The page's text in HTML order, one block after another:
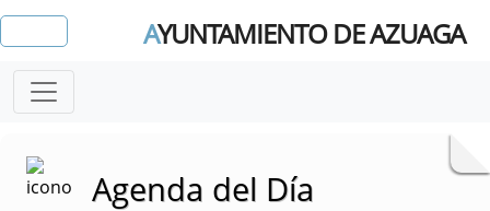
AYUNTAMIENTO DE AZUAGA
Agenda del Día